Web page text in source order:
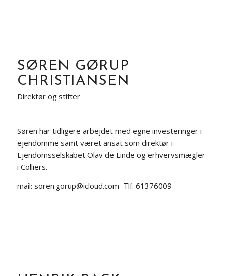
SØREN GØRUP
CHRISTIANSEN
Direktør og stifter
Søren har tidligere arbejdet med egne investeringer i
ejendomme samt været ansat som direktør i
Ejendomsselskabet Olav de Linde og erhvervsmægler
i Colliers.
mail: soren.gorup@icloud.com Tlf: 61376009